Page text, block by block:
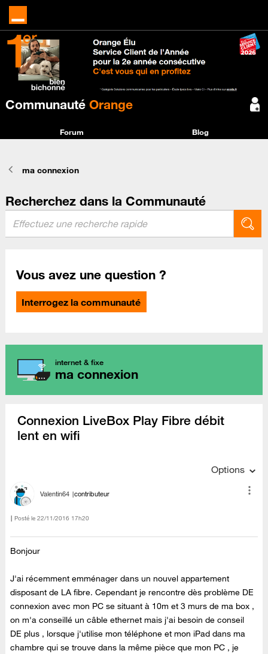
Communauté Orange
Forum Blog
ma connexion
Recherchez dans la Communauté
Vous avez une question ?
Interrogez la communauté
internet & fixe
ma connexion
Connexion LiveBox Play Fibre débit
lent en wifi
Options
Valentin64 contributeur
Posté le ‎22/11/2016 17h20
Bonjour
J'ai récemment emménager dans un nouvel appartement
disposant de LA fibre. Cependant je rencontre dès problème DE
connexion avec mon PC se situant à 10m et 3 murs de ma box ,
on m'a conseillé un câble ethernet mais j'ai besoin de conseil
DE plus , lorsque j'utilise mon téléphone et mon iPad dans ma
chambre qui se trouve dans la même pièce que mon PC , je